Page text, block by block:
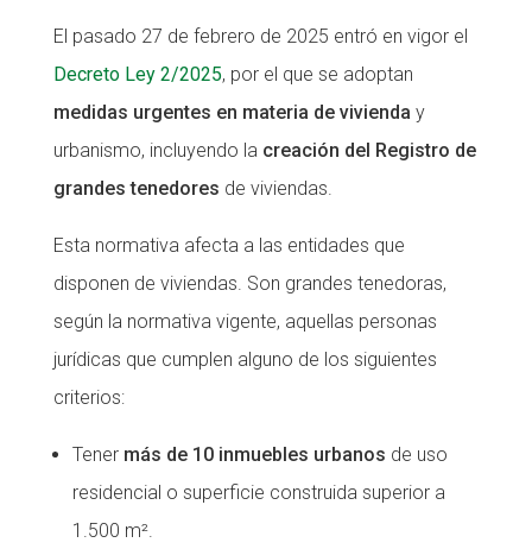
El pasado 27 de febrero de 2025 entró en vigor el
Decreto Ley 2/2025, por el que se adoptan
medidas urgentes en materia de vivienda y
urbanismo, incluyendo la creación del Registro de
grandes tenedores de viviendas.
Esta normativa afecta a las entidades que
disponen de viviendas. Son grandes tenedoras,
según la normativa vigente, aquellas personas
jurídicas que cumplen alguno de los siguientes
criterios:
Tener más de 10 inmuebles urbanos de uso
residencial o superficie construida superior a
1.500 m².
CONEIX FUNDESPLAI
La Fundació
L'equip
Missió i valors
Els comptes clars
Memòria d'activitats
Proposta educativa
ACTUALITAT
Notícies
Butlletins
Diari de la Fundació
CONEIX FUNDESPLAI
La Fundació
L'equip
Missió i valors
Els comptes clars
Memòria d'activitats
Proposta educativa
ACTUALITAT
Notícies
Butlletins
Diari de la Fundació